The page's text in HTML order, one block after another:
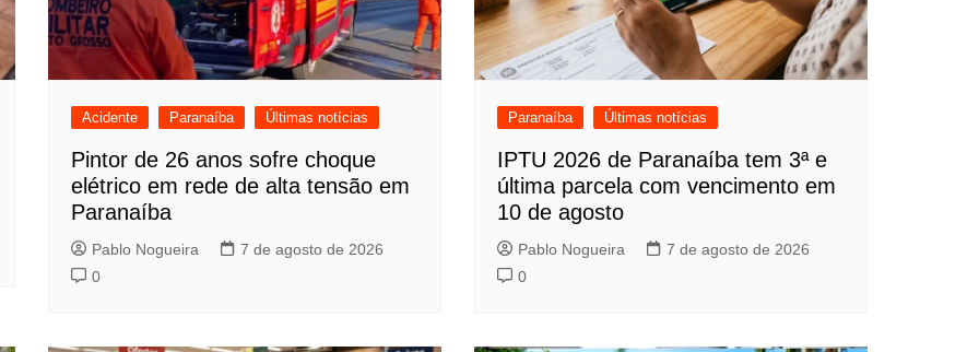
Acidente Paranaíba Últimas notícias
Pintor de 26 anos sofre choque
elétrico em rede de alta tensão em
Paranaíba
Pablo Nogueira
7 de agosto de 2026
0
Paranaíba Últimas notícias
IPTU 2026 de Paranaíba tem 3ª e
última parcela com vencimento em
10 de agosto
Pablo Nogueira
7 de agosto de 2026
0